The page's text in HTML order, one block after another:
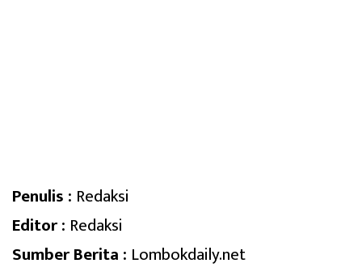
Penulis : Redaksi
Editor : Redaksi
Sumber Berita : Lombokdaily.net